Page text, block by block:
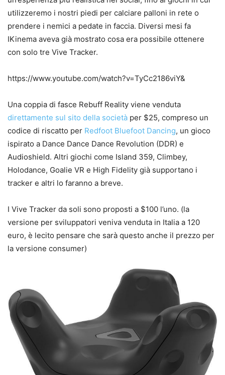
utilizzeremo i nostri piedi per calciare palloni in rete o
prendere i nemici a pedate in faccia. Diversi mesi fa
IKinema aveva già mostrato cosa era possibile ottenere
con solo tre Vive Tracker.
https://www.youtube.com/watch?v=TyCc2186viY&
Una coppia di fasce Rebuff Reality viene venduta
direttamente sul sito della società per $25, compreso un
codice di riscatto per Redfoot Bluefoot Dancing, un gioco
ispirato a Dance Dance Dance Revolution (DDR) e
Audioshield. Altri giochi come Island 359, Climbey,
Holodance, Goalie VR e High Fidelity già supportano i
tracker e altri lo faranno a breve.
I Vive Tracker da soli sono proposti a $100 l’uno. (la
versione per sviluppatori veniva venduta in Italia a 120
euro, è lecito pensare che sarà questo anche il prezzo per
la versione consumer)